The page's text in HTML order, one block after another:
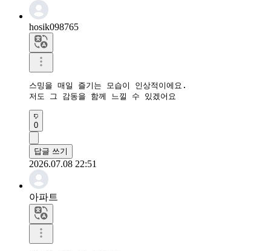
hosik098765
스밍을 매일 즐기는 모습이 인상적이에요.
저도 그 감동을 함께 느낄 수 있겠어요
0
답글 쓰기
2026.07.08 22:51
아파트